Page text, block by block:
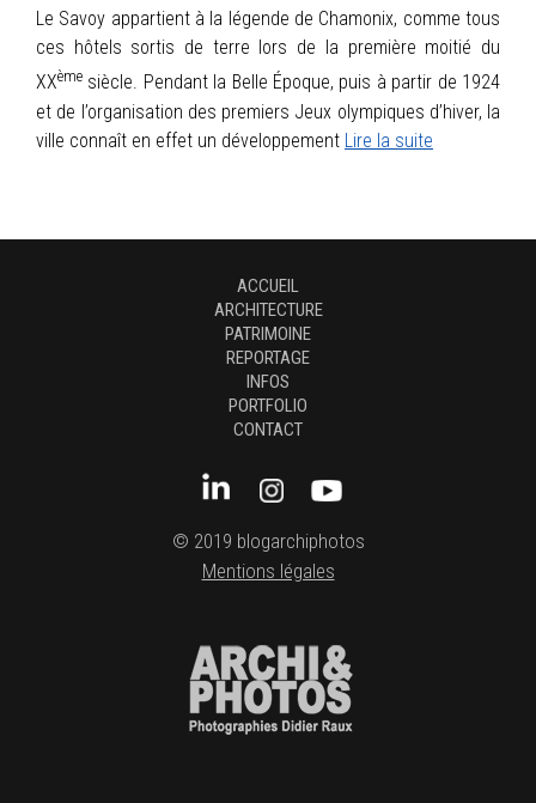
Le Savoy appartient à la légende de Chamonix, comme tous
ces hôtels sortis de terre lors de la première moitié du
XXème siècle. Pendant la Belle Époque, puis à partir de 1924
et de l’organisation des premiers Jeux olympiques d’hiver, la
ville connaît en effet un développement Lire la suite
ACCUEIL
ARCHITECTURE
PATRIMOINE
REPORTAGE
INFOS
PORTFOLIO
CONTACT
© 2019 blogarchiphotos
Mentions légales